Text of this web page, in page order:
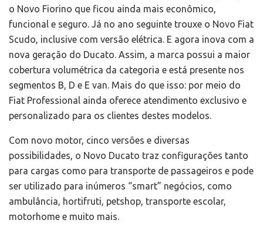
o Novo Fiorino que ficou ainda mais econômico,
funcional e seguro. Já no ano seguinte trouxe o Novo Fiat
Scudo, inclusive com versão elétrica. E agora inova com a
nova geração do Ducato. Assim, a marca possui a maior
cobertura volumétrica da categoria e está presente nos
segmentos B, D e E van. Mais do que isso: por meio do
Fiat Professional ainda oferece atendimento exclusivo e
personalizado para os clientes destes modelos.
Com novo motor, cinco versões e diversas
possibilidades, o Novo Ducato traz configurações tanto
para cargas como para transporte de passageiros e pode
ser utilizado para inúmeros “smart” negócios, como
ambulância, hortifruti, petshop, transporte escolar,
motorhome e muito mais.